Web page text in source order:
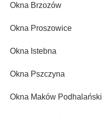
Okna Brzozów
Okna Proszowice
Okna Istebna
Okna Pszczyna
Okna Maków Podhalański